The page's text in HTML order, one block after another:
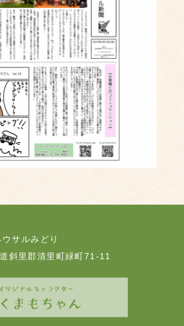
サルみどり
斜里郡清里町緑町71-11